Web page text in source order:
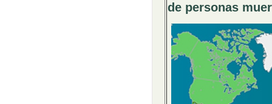
de personas